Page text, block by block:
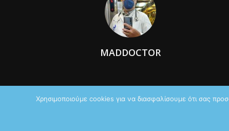
MADDOCTOR
Χρησιμοποιούμε cookies για να διασφαλίσουμε ότι σας